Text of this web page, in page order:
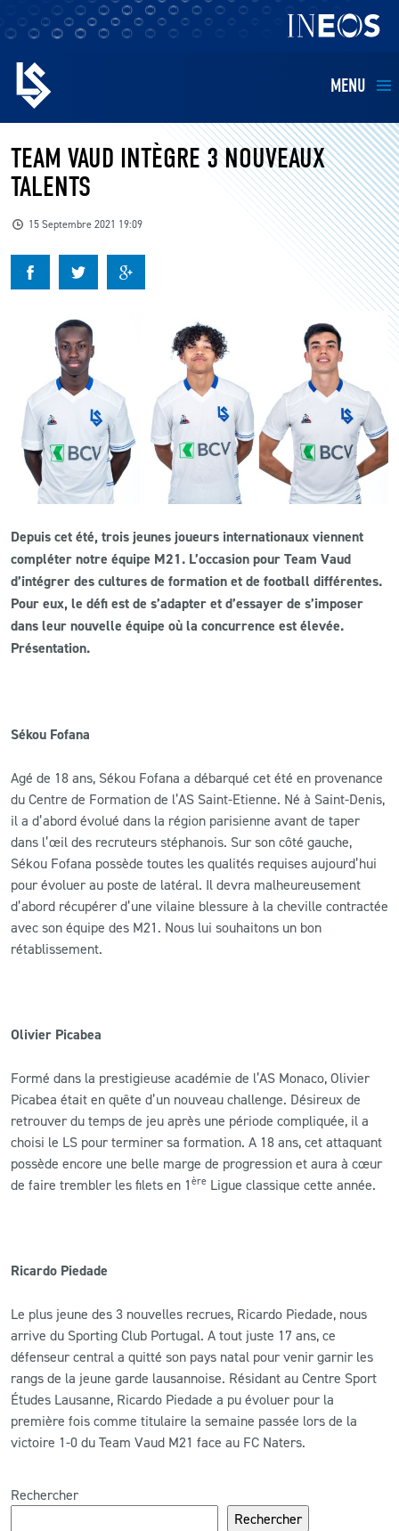
MENU
EQUIPES
BILLETTERIE
KIDS
BUSINESS
RESTAURATION
CLUB
CONTACT
ACTUALITÉS
LS E-SHOP
L’APP DU LS
LS ACADEMY CAMPS
TEAM VAUD INTÈGRE 3 NOUVEAUX
TALENTS
15 Septembre 2021 19:09
Depuis cet été, trois jeunes joueurs internationaux viennent
compléter notre équipe M21. L’occasion pour Team Vaud
d’intégrer des cultures de formation et de football différentes.
Pour eux, le défi est de s’adapter et d’essayer de s’imposer
dans leur nouvelle équipe où la concurrence est élevée.
Présentation.
Sékou Fofana
Agé de 18 ans, Sékou Fofana a débarqué cet été en provenance
du Centre de Formation de l’AS Saint-Etienne. Né à Saint-Denis,
il a d’abord évolué dans la région parisienne avant de taper
dans l’œil des recruteurs stéphanois. Sur son côté gauche,
Sékou Fofana possède toutes les qualités requises aujourd’hui
pour évoluer au poste de latéral. Il devra malheureusement
d’abord récupérer d’une vilaine blessure à la cheville contractée
avec son équipe des M21. Nous lui souhaitons un bon
rétablissement.
Olivier Picabea
Formé dans la prestigieuse académie de l’AS Monaco, Olivier
Picabea était en quête d’un nouveau challenge. Désireux de
retrouver du temps de jeu après une période compliquée, il a
choisi le LS pour terminer sa formation. A 18 ans, cet attaquant
possède encore une belle marge de progression et aura à cœur
de faire trembler les filets en 1 ère Ligue classique cette année.
Ricardo Piedade
Le plus jeune des 3 nouvelles recrues, Ricardo Piedade, nous
arrive du Sporting Club Portugal. A tout juste 17 ans, ce
défenseur central a quitté son pays natal pour venir garnir les
rangs de la jeune garde lausannoise. Résidant au Centre Sport
Études Lausanne, Ricardo Piedade a pu évoluer pour la
première fois comme titulaire la semaine passée lors de la
victoire 1-0 du Team Vaud M21 face au FC Naters.
Rechercher
Rechercher